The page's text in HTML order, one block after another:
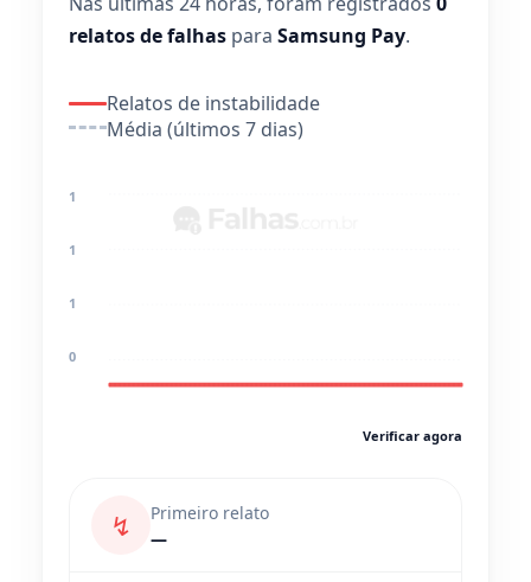
relatos de falhas para Samsung Pay.
Relatos de instabilidade
Média (últimos 7 dias)
1
1
1
0
Verificar agora
↯
Primeiro relato
—